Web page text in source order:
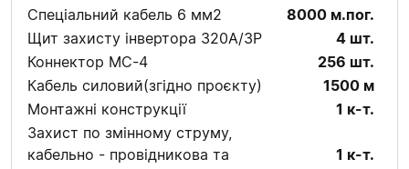
Спеціальний кабель 6 мм2
8000 м.пог.
Щит захисту інвертора 320А/3P
4 шт.
Коннектор MC-4
256 шт.
Кабель силовий(згідно проєкту)
1500 м
Монтажні конструкції
1 к-т.
Захист по змінному струму,
кабельно - провідникова та
1 к-т.